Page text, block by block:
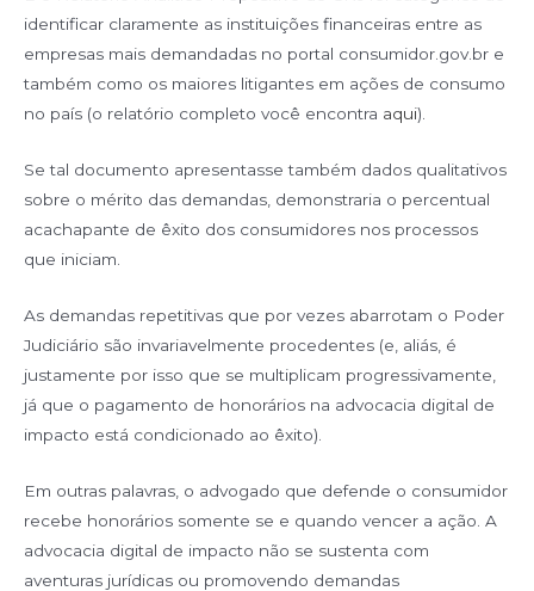
identificar claramente as instituições financeiras entre as
empresas mais demandadas no portal consumidor.gov.br e
também como os maiores litigantes em ações de consumo
no país (o relatório completo você encontra aqui).
Se tal documento apresentasse também dados qualitativos
sobre o mérito das demandas, demonstraria o percentual
acachapante de êxito dos consumidores nos processos
que iniciam.
As demandas repetitivas que por vezes abarrotam o Poder
Judiciário são invariavelmente procedentes (e, aliás, é
justamente por isso que se multiplicam progressivamente,
já que o pagamento de honorários na advocacia digital de
impacto está condicionado ao êxito).
Em outras palavras, o advogado que defende o consumidor
recebe honorários somente se e quando vencer a ação. A
advocacia digital de impacto não se sustenta com
aventuras jurídicas ou promovendo demandas